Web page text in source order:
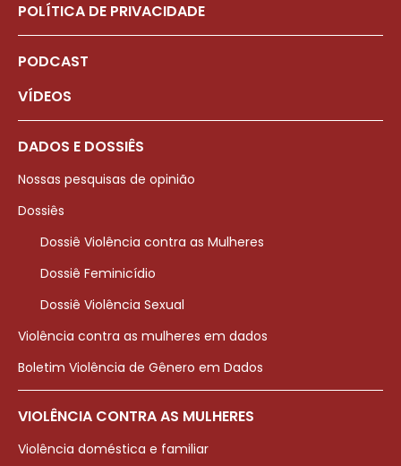
POLÍTICA DE PRIVACIDADE
PODCAST
VÍDEOS
DADOS E DOSSIÊS
Nossas pesquisas de opinião
Dossiês
Dossiê Violência contra as Mulheres
Dossiê Feminicídio
Dossiê Violência Sexual
Violência contra as mulheres em dados
Boletim Violência de Gênero em Dados
VIOLÊNCIA CONTRA AS MULHERES
Violência doméstica e familiar